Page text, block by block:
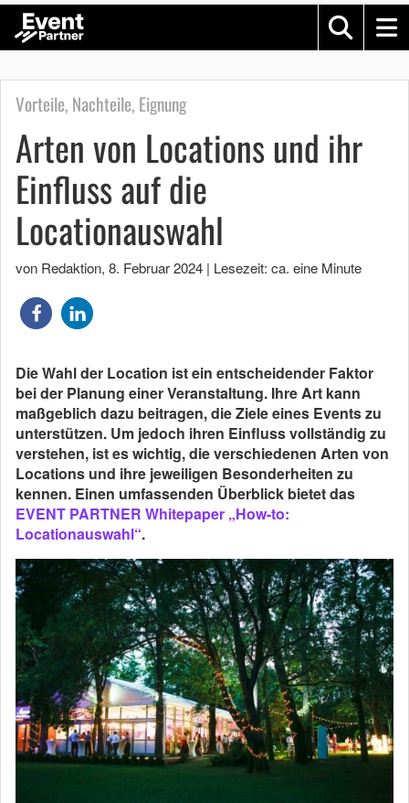
Vorteile, Nachteile, Eignung
Arten von Locations und ihr
Einfluss auf die
Locationauswahl
von Redaktion, 8. Februar 2024 | Lesezeit: ca. eine Minute
Die Wahl der Location ist ein entscheidender Faktor
bei der Planung einer Veranstaltung. Ihre Art kann
maßgeblich dazu beitragen, die Ziele eines Events zu
unterstützen. Um jedoch ihren Einfluss vollständig zu
verstehen, ist es wichtig, die verschiedenen Arten von
Locations und ihre jeweiligen Besonderheiten zu
kennen. Einen umfassenden Überblick bietet das
EVENT PARTNER Whitepaper „How-to:
Locationauswahl“.